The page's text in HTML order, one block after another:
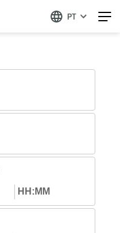
PT